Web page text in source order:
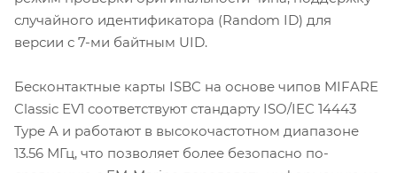
случайного идентификатора (Random ID) для
версии с 7-ми байтным UID.
Бесконтактные карты ISBC на основе чипов MIFARE
Classic EV1 соответствуют стандарту ISO/IEC 14443
Type A и работают в высокочастотном диапазоне
13.56 МГц, что позволяет более безопасно по-